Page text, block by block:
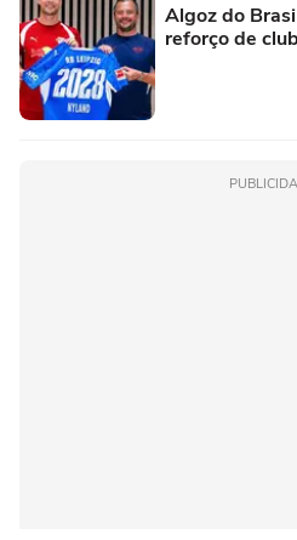
Algoz do
reforço de